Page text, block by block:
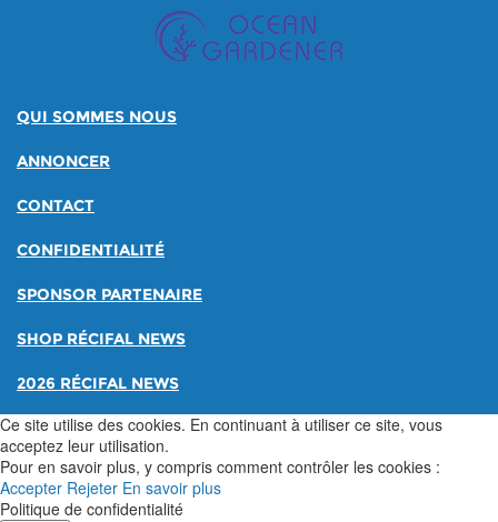
QUI SOMMES NOUS
ANNONCER
CONTACT
CONFIDENTIALITÉ
SPONSOR PARTENAIRE
SHOP RÉCIFAL NEWS
2026 RÉCIFAL NEWS
Ce site utilise des cookies. En continuant à utiliser ce site, vous
acceptez leur utilisation.
Pour en savoir plus, y compris comment contrôler les cookies :
Accepter Rejeter En savoir plus
Politique de confidentialité